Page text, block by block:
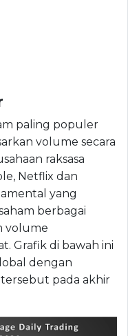
paling populer
volume secara
raksasa
Netflix dan
yang
berbagai
volume
Grafik di bawah ini
dengan
pada akhir